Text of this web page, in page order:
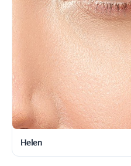
Helen